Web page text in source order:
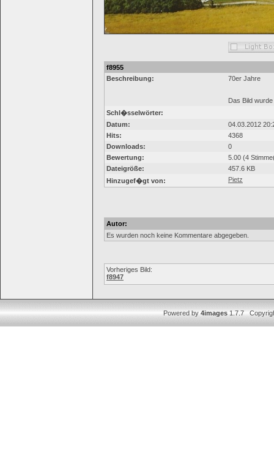
f8955
Beschreibung:
70er Jahre
Das Bild
Schl�sselwörter:
Datum:
04.03.2012
Hits:
4368
Downloads:
0
Bewertung:
5.00 (4
Dateigröße:
457.6 KB
Hinzugef�gt von:
Pietz
Autor:
Es wurden noch keine Kommentare abgegeben.
Vorheriges Bild:
f8947
Powered by4images1.7.7